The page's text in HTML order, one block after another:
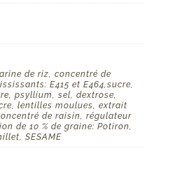
de riz, concentré de
E415 et E464,sucre,
psyllium, sel, dextrose,
lentilles moulues, extrait
de raisin, régulateur
de 10 % de graine: Potiron,
SESAME